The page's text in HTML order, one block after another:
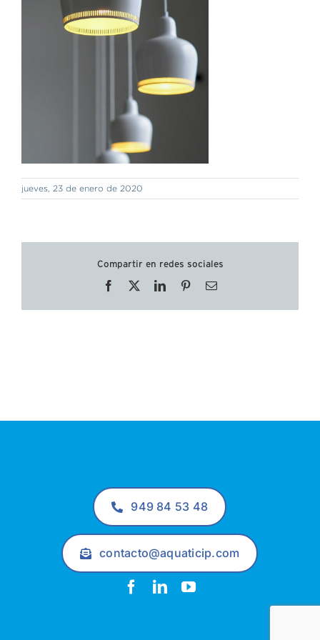
jueves, 23 de enero de 2020
Compartir en redes sociales
Facebook LinkedInPinterestCorreo
949 84 53 48
contacto@aquaticip.com